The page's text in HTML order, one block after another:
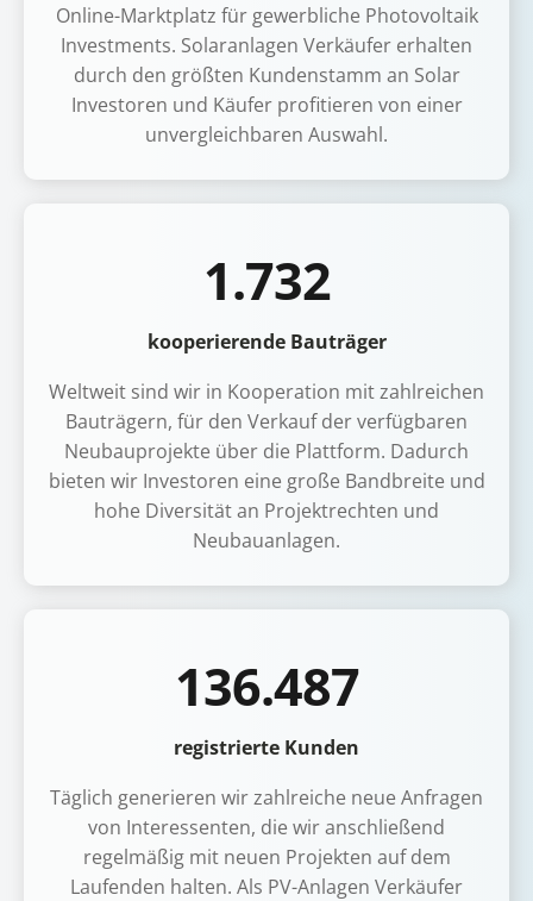
Online-Marktplatz für gewerbliche Photovoltaik
Investments. Solaranlagen Verkäufer erhalten
durch den größten Kundenstamm an Solar
Investoren und Käufer profitieren von einer
unvergleichbaren Auswahl.
1.732
kooperierende Bauträger
Weltweit sind wir in Kooperation mit zahlreichen
Bauträgern, für den Verkauf der verfügbaren
Neubauprojekte über die Plattform. Dadurch
bieten wir Investoren eine große Bandbreite und
hohe Diversität an Projektrechten und
Neubauanlagen.
136.487
registrierte Kunden
Täglich generieren wir zahlreiche neue Anfragen
von Interessenten, die wir anschließend
regelmäßig mit neuen Projekten auf dem
Laufenden halten. Als PV-Anlagen Verkäufer